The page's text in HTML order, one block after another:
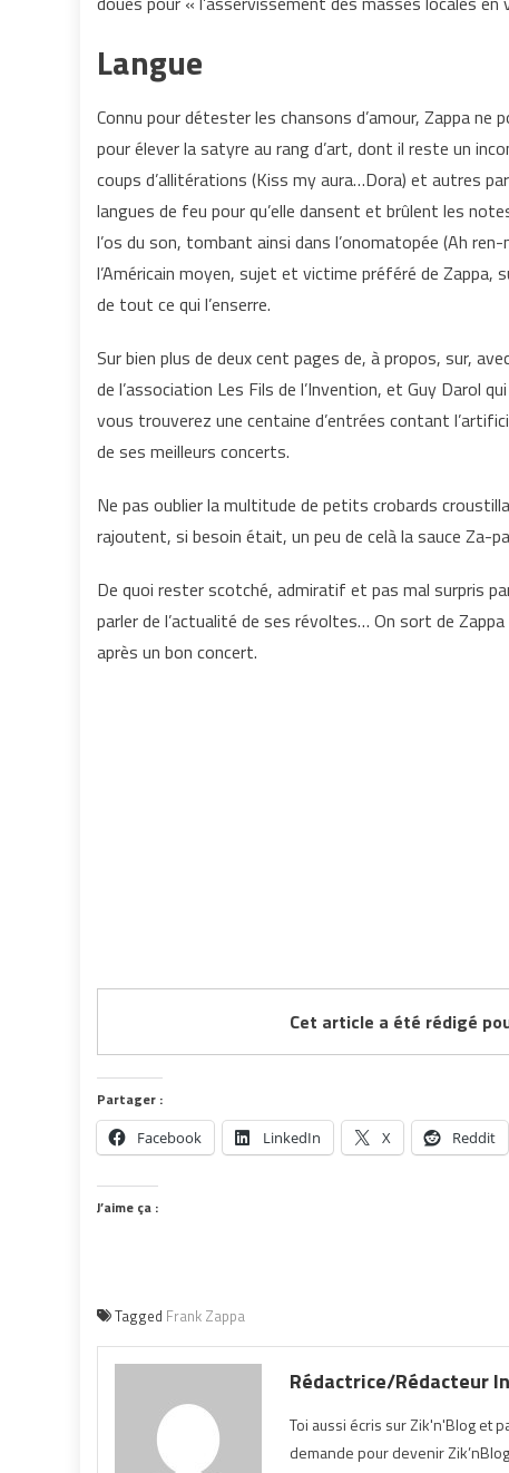
Langue
Connu pour détester les chansons d’amour, Zappa ne
pour élever la satyre au rang d’art, dont il reste un
coups d’allitérations (Kiss my aura…Dora) et autres
langues de feu pour qu’elle dansent et brûlent les
l’os du son, tombant ainsi dans l’onomatopée (Ah
l’Américain moyen, sujet et victime préféré de
de tout ce qui l’enserre.
Sur bien plus de deux cent pages de, à propos, sur,
de l’association Les Fils de l’Invention, et Guy Darol
vous trouverez une centaine d’entrées contant
de ses meilleurs concerts.
Ne pas oublier la multitude de petits crobards
rajoutent, si besoin était, un peu de celà la sauce Za-
De quoi rester scotché, admiratif et pas mal surpris
parler de l’actualité de ses révoltes… On sort de
après un bon concert.
Cet article a été rédigé
Partager :
Facebook LinkedIn X Reddit
J’aime ça :
Tagged Frank Zappa
Rédactrice/Rédacteur
Toi aussi écris sur Zik'n'Blog et
demande pour devenir